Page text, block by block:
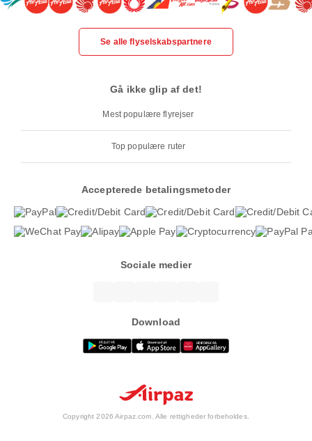
Se alle flyselskabspartnere
Gå ikke glip af det!
Mest populære flyrejser
Top populære ruter
Accepterede betalingsmetoder
Sociale medier
Download
Copyright 2026 Airpaz.com. Alle rettigheder forbeholdes.